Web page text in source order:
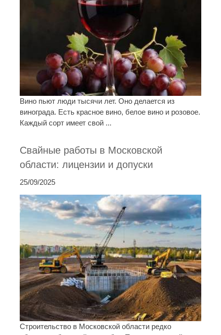
Вино пьют люди тысячи лет. Оно делается из
винограда. Есть красное вино, белое вино и розовое.
Каждый сорт имеет свой ...
Свайные работы в Московской
области: лицензии и допуски
25/09/2025
Строительство в Московской области редко